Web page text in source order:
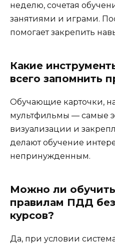
неделю, сочетая
занятиями и играми.
помогает закрепить
Какие
всего запомнить
Обучающие карточки,
мультфильмы — самые
визуализации и
делают обучение
непринужденным.
Можно ли
правилам ПДД
курсов?
Да, при условии